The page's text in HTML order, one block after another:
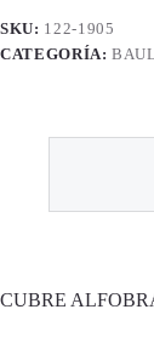
SKU: 122-1905
CATEGORÍA:BAUL
CUBRE